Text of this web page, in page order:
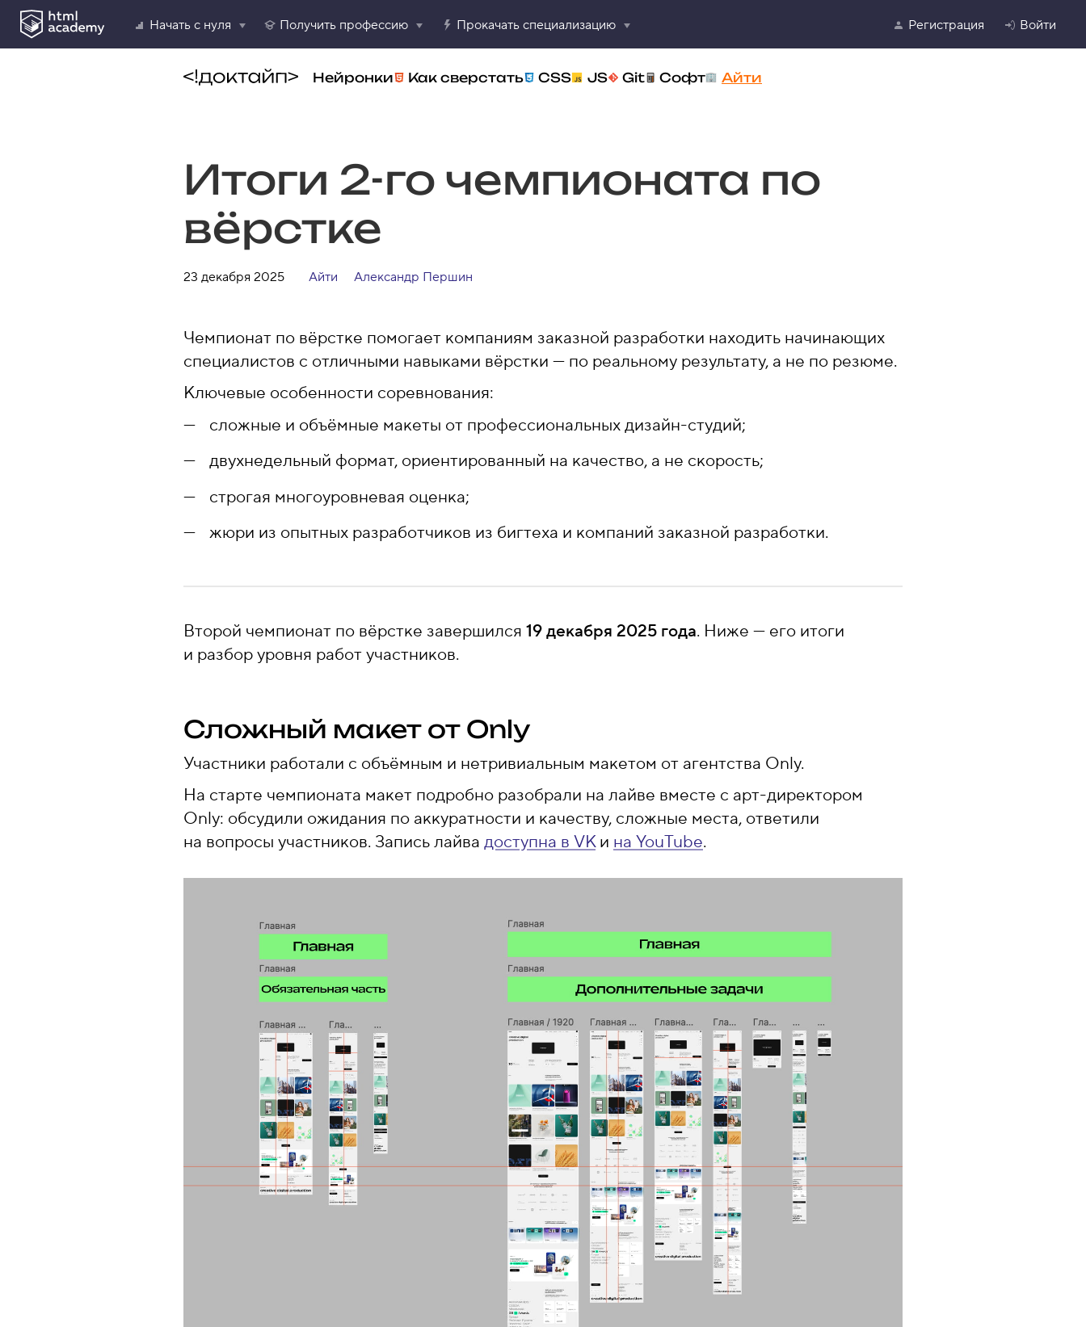
Начать с нуля Получить профессию Прокачать специализацию Регистрация Войти
Нейронки Как сверстать CSS JS Git Софт Айти
Итоги 2-го чемпионата по
вёрстке
23 декабря 2025 Айти Александр Першин
Чемпионат по вёрстке помогает компаниям заказной разработки находить начинающих
специалистов с отличными навыками вёрстки — по реальному результату, а не по резюме.
Ключевые особенности соревнования:
сложные и объёмные макеты от профессиональных дизайн-студий;
двухнедельный формат, ориентированный на качество, а не скорость;
строгая многоуровневая оценка;
жюри из опытных разработчиков из бигтеха и компаний заказной разработки.
Второй чемпионат по вёрстке завершился 19 декабря 2025 года. Ниже — его итоги
и разбор уровня работ участников.
Сложный макет от Only
Участники работали с объёмным и нетривиальным макетом от агентства Only.
На старте чемпионата макет подробно разобрали на лайве вместе с арт-директором
Only: обсудили ожидания по аккуратности и качеству, сложные места, ответили
на вопросы участников. Запись лайва доступна в VKи на YouTube.